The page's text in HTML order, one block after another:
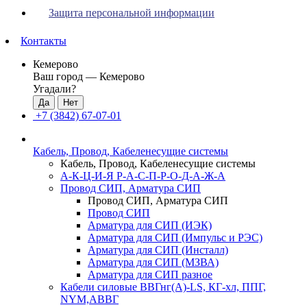
Защита персональной информации
Контакты
Кемерово
Ваш город — Кемерово
Угадали?
+7 (3842) 67-07-01
Кабель, Провод, Кабеленесущие системы
Кабель, Провод, Кабеленесущие системы
А-К-Ц-И-Я Р-А-С-П-Р-О-Д-А-Ж-А
Провод СИП, Арматура СИП
Провод СИП, Арматура СИП
Провод СИП
Арматура для СИП (ИЭК)
Арматура для СИП (Импульс и РЭС)
Арматура для СИП (Инсталл)
Арматура для СИП (МЗВА)
Арматура для СИП разное
Кабели силовые ВВГнг(А)-LS, КГ-хл, ППГ,
NYM,АВВГ